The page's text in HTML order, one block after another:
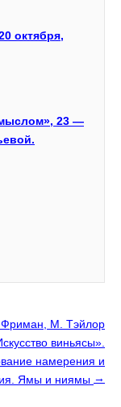
октября,
23 —
Фриман, М. Тэйлор
виньясы».
намерения и
Ямы и ниямы →